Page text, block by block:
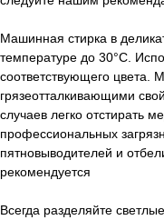
Машинная стирка в
температуре до 30°C.
соответствующего цвета.
грязеотталкивающими
случаев легко отстирать
профессиональных
пятновыводителей и
рекомендуется
Всегда разделяйте